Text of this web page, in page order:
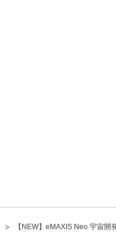
> 【NEW】eMAXIS Neo 宇宙開